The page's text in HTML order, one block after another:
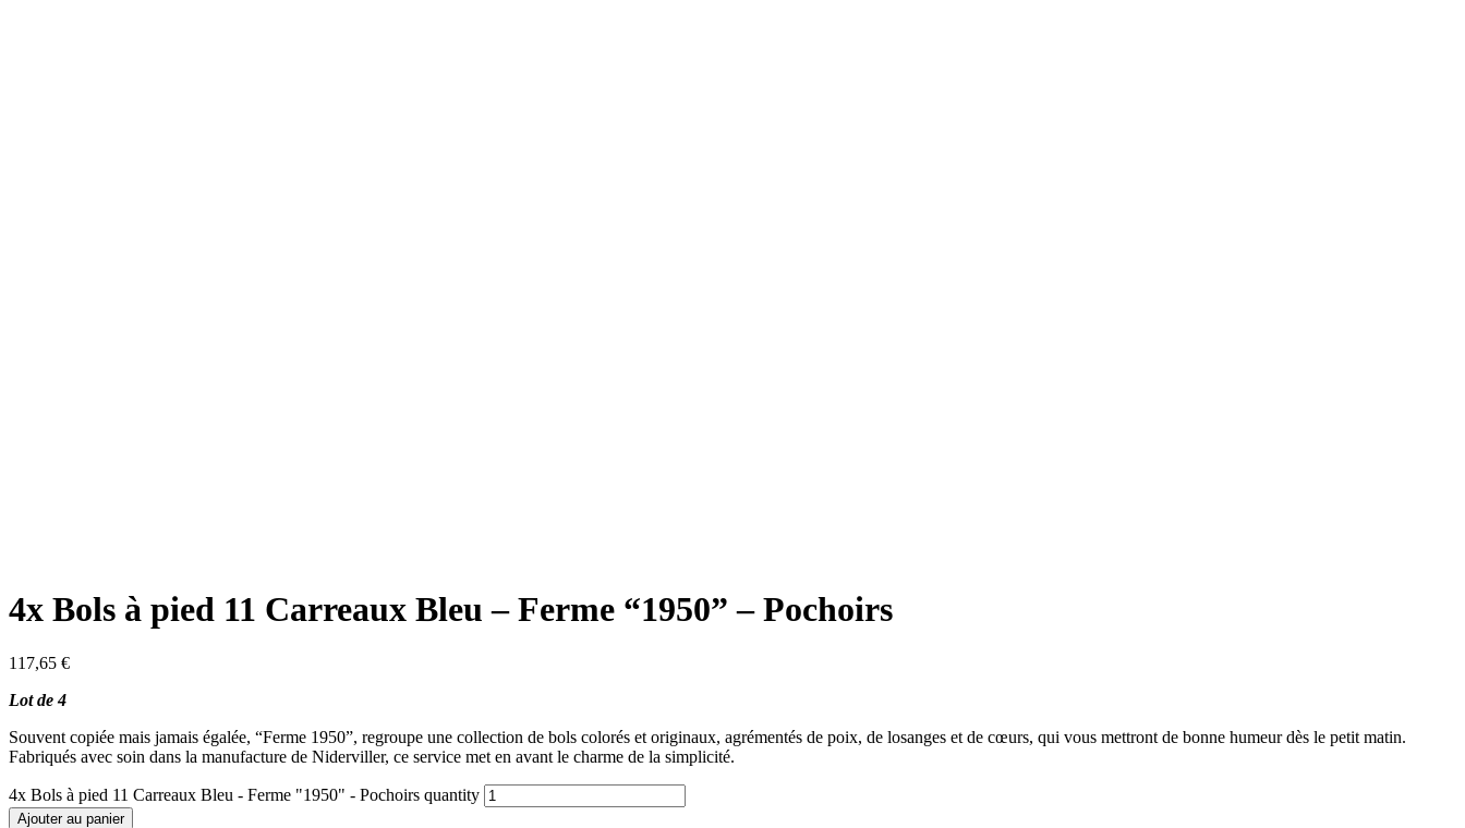
4x Bols à pied 11 Carreaux Bleu – Ferme “1950” – Pochoirs
117,65 €
Lot de 4
Souvent copiée mais jamais égalée, “Ferme 1950”, regroupe une collection de bols colorés et originaux, agrémentés de poix, de losanges et de cœurs, qui vous mettront de bonne humeur dès le petit matin.
Fabriqués avec soin dans la manufacture de Niderviller, ce service met en avant le charme de la simplicité.
4x Bols à pied 11 Carreaux Bleu - Ferme "1950" - Pochoirs quantity
Ajouter au panier